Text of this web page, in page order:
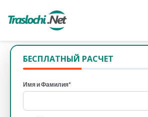
БЕСПЛАТНЫЙ РАСЧЕТ
Имя и Фамилия*